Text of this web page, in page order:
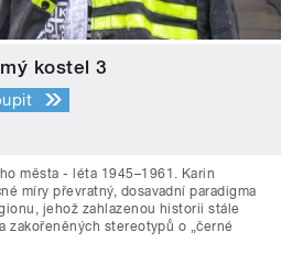
kostel 3
města - léta 1945–1961. Karin
míry převratný, dosavadní paradigma
jehož zahlazenou historii stále
zakořeněných stereotypů o „černé